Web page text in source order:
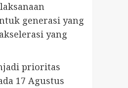
generasi yang
yang
prioritas
17 Agustus